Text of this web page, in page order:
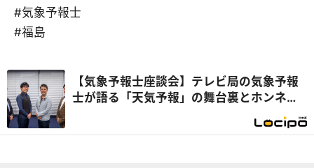
#気象予報士
#福島
【気象予報士座談会】テレビ局の気象予報
士が語る「天気予報」の舞台裏とホンネ座
談会！ 個性が光る“予報ではない解説”に